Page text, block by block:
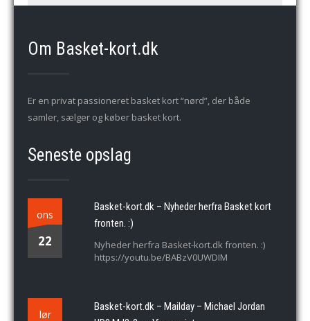
Om Basket-kort.dk
Er en privat passioneret basket kort “nørd”, der både
samler, sælger og køber basket kort.
Seneste opslag
ons
22
Basket-kort.dk – Nyheder herfra Basket kort
fronten. :)
Nyheder herfra Basket-kort.dk fronten. :)
https://youtu.be/BABzV0UWDIM
lør
Basket-kort.dk – Mailday – Michael Jordan